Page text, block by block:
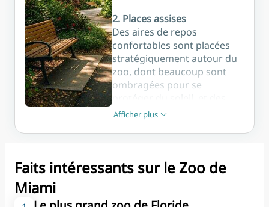
2. Places assises
Des aires de repos
confortables sont placées
stratégiquement autour du
zoo, dont beaucoup sont
ombragées pour se
aires de pique-nique sont
souhaitent se détendre et
3. Wi-Fi
disponible dans plusieurs
Afficher plus
Afficher moins
Faits intéressants sur le Zoo de
Miami